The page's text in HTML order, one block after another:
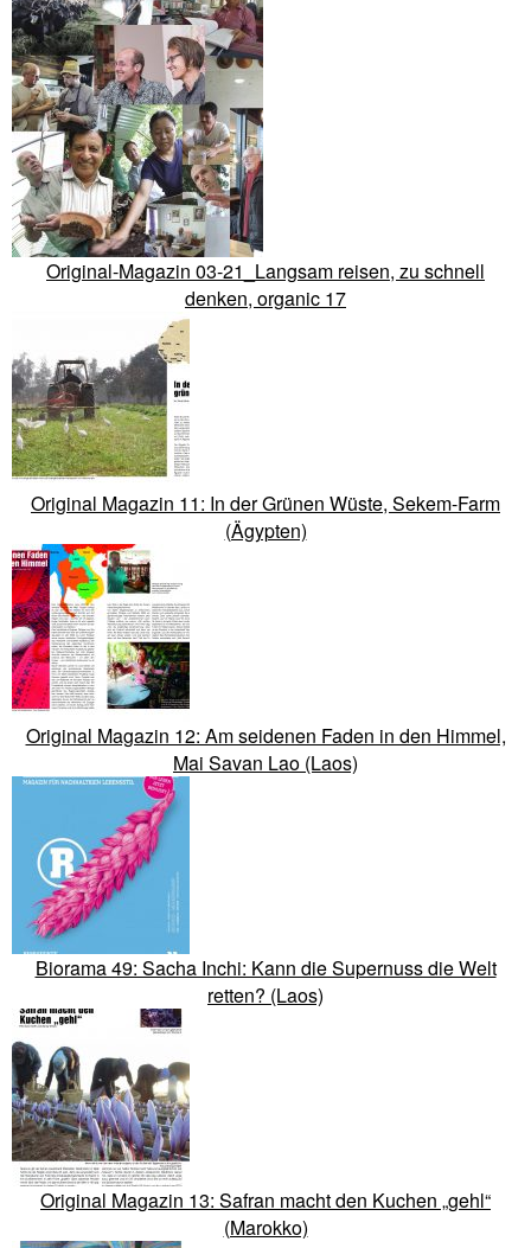
Original-Magazin 03-21_Langsam reisen, zu schnell
denken, organic 17
Original Magazin 11: In der Grünen Wüste, Sekem-Farm
(Ägypten)
Original Magazin 12: Am seidenen Faden in den Himmel,
Mai Savan Lao (Laos)
Biorama 49: Sacha Inchi: Kann die Supernuss die Welt
retten? (Laos)
Original Magazin 13: Safran macht den Kuchen „gehl“
(Marokko)